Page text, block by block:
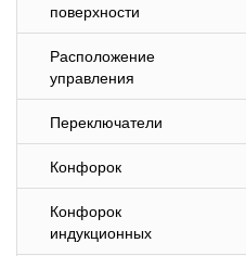
поверхности
Расположение
управления
Переключатели
Конфорок
Конфорок
индукционных